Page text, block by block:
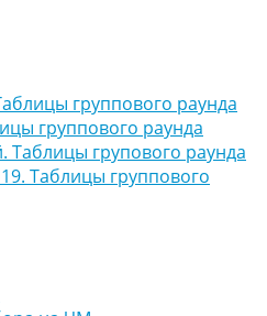
группового раунда
группового раунда
Таблицы групового раунда
Таблицы группового